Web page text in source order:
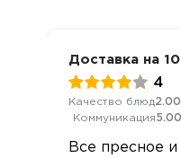
Доставка на
4
Качество блюд2.00
Коммуникация5.00
Все пресное и